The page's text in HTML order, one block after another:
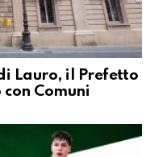
Lauro, il Prefetto
Comuni